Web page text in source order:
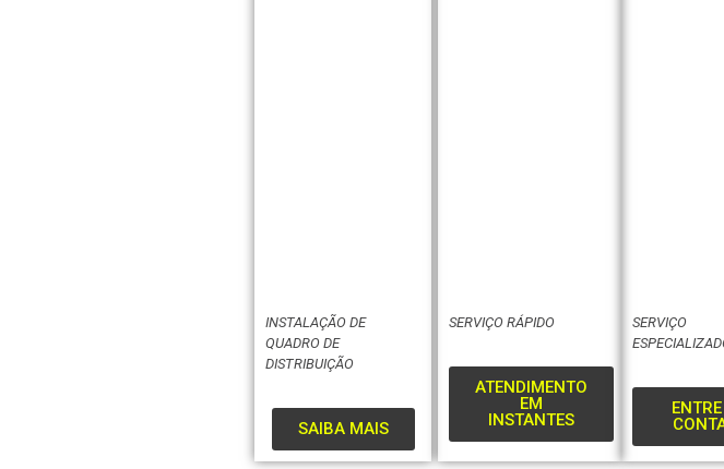
INSTALAÇÃO DE
QUADRO DE
DISTRIBUIÇÃO
SAIBA MAIS
SERVIÇO RÁPIDO
ATENDIMENTO
EM
INSTANTES
SERVIÇO